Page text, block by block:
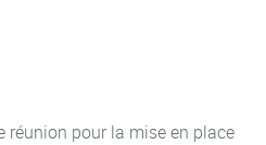
pour la mise en place